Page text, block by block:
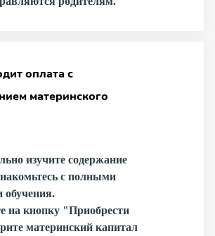
оплата с
материнского
изучите содержание
с полными
на кнопку "Приобрести
материнский капитал